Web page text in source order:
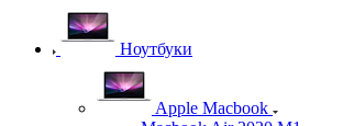
Ноутбуки
Apple Macbook